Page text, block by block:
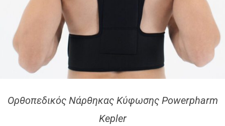
Ορθοπεδικός Νάρθηκας Κύφωσης Powerpharm
Kepler